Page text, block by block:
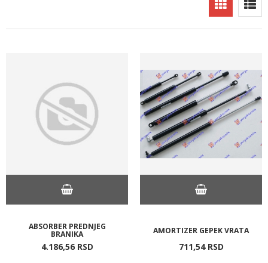
ABSORBER PREDNJEG
BRANIKA
4.186,56 RSD
AMORTIZER GEPEK VRATA
711,54 RSD